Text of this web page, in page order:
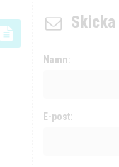
Namn:
E-post: